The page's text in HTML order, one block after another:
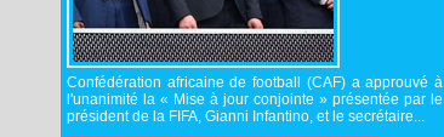
Confédération africaine de football (CAF) a approuvé à
l'unanimité la « Mise à jour conjointe » présentée par le
président de la FIFA, Gianni Infantino, et le secrétaire...